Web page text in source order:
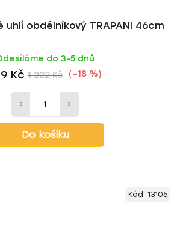
uhlí obdélníkový TRAPANI 46cm
do 3-5 dnů
Kč 1 222 Kč (–18 %)
Do košíku
Kód: 13105